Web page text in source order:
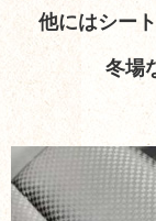
他にはシー
冬場